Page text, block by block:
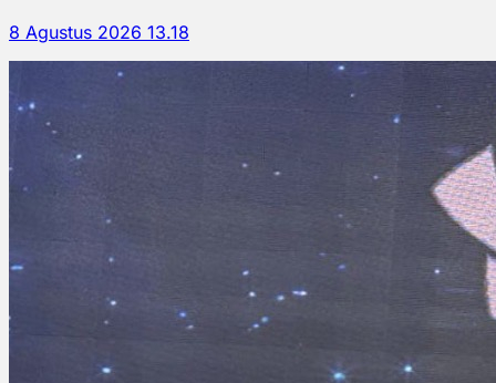
8 Agustus 2026 13.18